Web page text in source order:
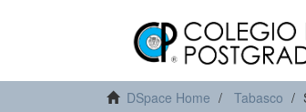
DSpace Home Tabasco